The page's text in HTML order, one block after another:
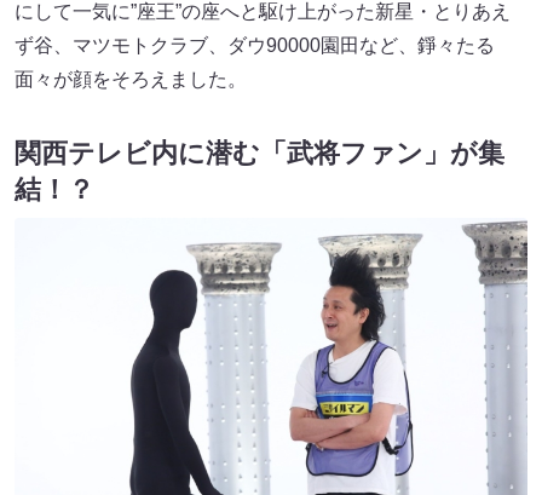
にして一気に”座王”の座へと駆け上がった新星・とりあえ
ず谷、マツモトクラブ、ダウ90000園田など、錚々たる
面々が顔をそろえました。
関西テレビ内に潜む「武将ファン」が集
結！？